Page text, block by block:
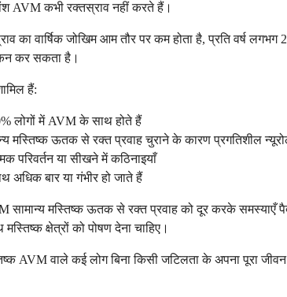
AVM कभी रक्तस्राव नहीं करते हैं।
का वार्षिक जोखिम आम तौर पर कम होता है, प्रति वर्ष
कर सकता है।
हैं:
लोगों में AVM के साथ होते हैं
मस्तिष्क ऊतक से रक्त प्रवाह चुराने के कारण प्रगतिशील
परिवर्तन या सीखने में कठिनाइयाँ
अधिक बार या गंभीर हो जाते हैं
सामान्य मस्तिष्क ऊतक से रक्त प्रवाह को दूर करके समस्याएँ
क्षेत्रों को पोषण देना चाहिए।
AVM वाले कई लोग बिना किसी जटिलता के अपना पूरा